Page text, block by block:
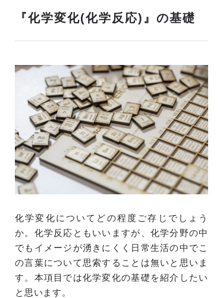
『化学変化(化学反応)』の基礎
化学変化についてどの程度ご存じでしょう
か。化学反応ともいいますが、化学分野の中
でもイメージが湧きにくく日常生活の中でこ
の言葉について思索することは無いと思いま
す。本項目では化学変化の基礎を紹介したい
と思います。